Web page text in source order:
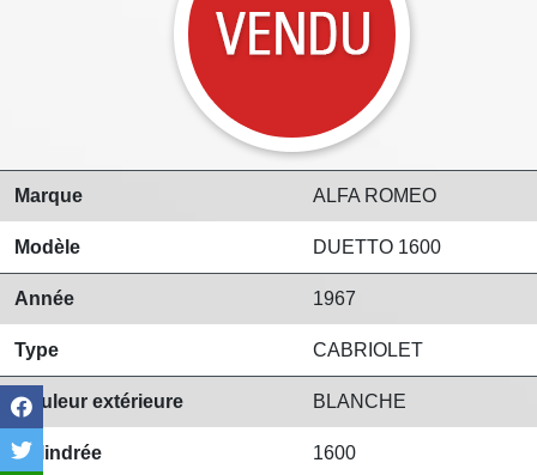
Marque ALFA ROMEO
Modèle DUETTO 1600
Année 1967
Type CABRIOLET
Couleur extérieure BLANCHE
Cylindrée 1600